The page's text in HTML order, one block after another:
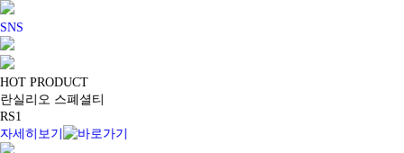
SNS
HOT PRODUCT
란실리오 스폐셜티
RS1
자세히보기